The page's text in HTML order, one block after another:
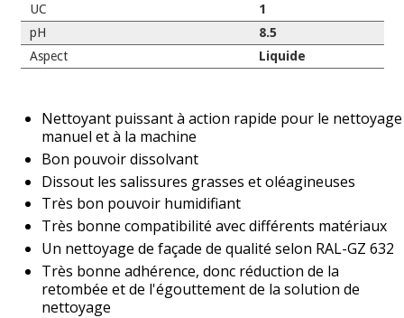
UC
1
pH
8.5
Aspect
Liquide
Nettoyant puissant à action rapide pour le nettoyage
manuel et à la machine
Bon pouvoir dissolvant
Dissout les salissures grasses et oléagineuses
Très bon pouvoir humidifiant
Très bonne compatibilité avec différents matériaux
Un nettoyage de façade de qualité selon RAL-GZ 632
Très bonne adhérence, donc réduction de la
retombée et de l'égouttement de la solution de
nettoyage